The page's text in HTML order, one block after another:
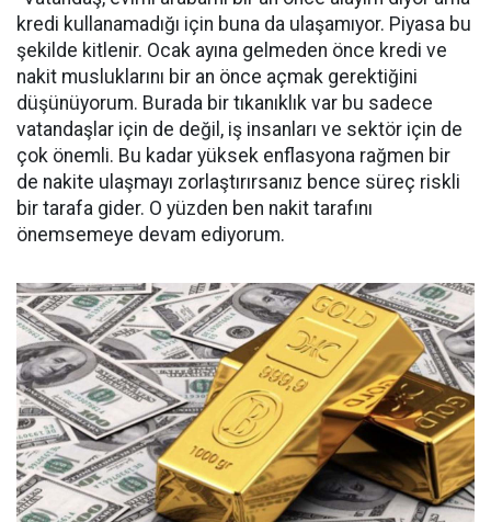
kredi kullanamadığı için buna da ulaşamıyor. Piyasa bu
şekilde kitlenir. Ocak ayına gelmeden önce kredi ve
nakit musluklarını bir an önce açmak gerektiğini
düşünüyorum. Burada bir tıkanıklık var bu sadece
vatandaşlar için de değil, iş insanları ve sektör için de
çok önemli. Bu kadar yüksek enflasyona rağmen bir
de nakite ulaşmayı zorlaştırırsanız bence süreç riskli
bir tarafa gider. O yüzden ben nakit tarafını
önemsemeye devam ediyorum.